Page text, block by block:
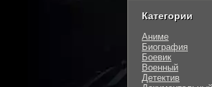
Категории
Аниме
Биография
Боевик
Военный
Детектив